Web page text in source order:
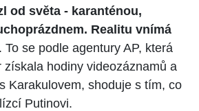
od světa - karanténou,
Realitu vnímá
To se podle agentury AP, která
získala hodiny videozáznamů a
Karakulovem, shoduje s tím, co
Putinovi.